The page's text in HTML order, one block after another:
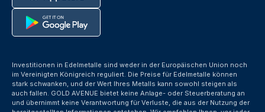
Investitionen in Edelmetalle sind weder in der Europäischen Union noch
im Vereinigten Königreich reguliert. Die Preise für Edelmetalle können
stark schwanken, und der Wert Ihres Metalls kann sowohl steigen als
auch fallen. GOLD AVENUE bietet keine Anlage- oder Steuerberatung an
und übernimmt keine Verantwortung für Verluste, die aus der Nutzung der